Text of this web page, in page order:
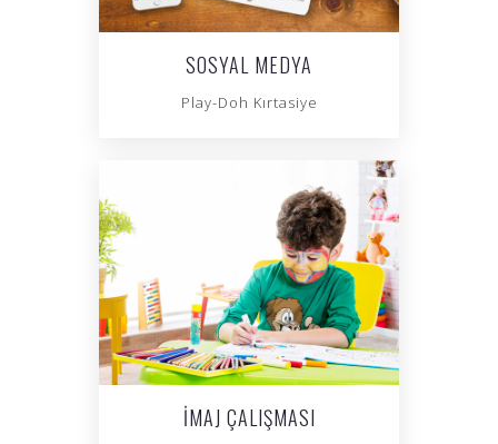
SOSYAL MEDYA
Play-Doh Kırtasiye
İMAJ ÇALIŞMASI